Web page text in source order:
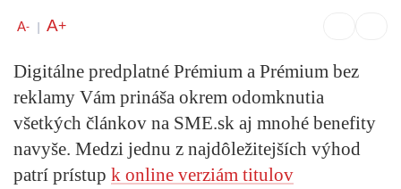
A- A+
Digitálne predplatné Prémium a Prémium bez
reklamy Vám prináša okrem odomknutia
všetkých článkov na SME.sk aj mnohé benefity
navyše. Medzi jednu z najdôležitejších výhod
patrí prístup k online verziám titulov